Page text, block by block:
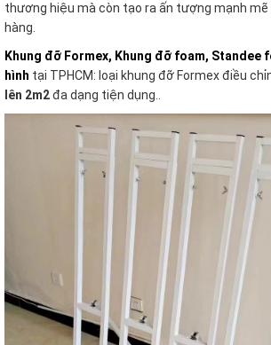
thương hiệu mà còn tạo ra ấn tượng mạnh
hàng.
Khung đỡ Formex, Khung đỡ foam, Standee
hình tại TPHCM: loại khung đỡ Formex điều
lên 2m2đa dạng tiện dụng..